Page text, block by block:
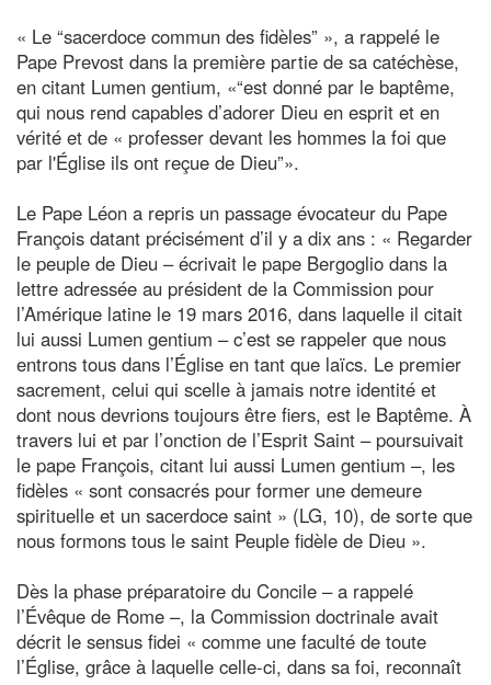
« Le “sacerdoce commun des fidèles” », a rappelé le
Pape Prevost dans la première partie de sa catéchèse,
en citant Lumen gentium, «“est donné par le baptême,
qui nous rend capables d’adorer Dieu en esprit et en
vérité et de « professer devant les hommes la foi que
par l'Église ils ont reçue de Dieu”».
Le Pape Léon a repris un passage évocateur du Pape
François datant précisément d’il y a dix ans : « Regarder
le peuple de Dieu – écrivait le pape Bergoglio dans la
lettre adressée au président de la Commission pour
l’Amérique latine le 19 mars 2016, dans laquelle il citait
lui aussi Lumen gentium – c’est se rappeler que nous
entrons tous dans l’Église en tant que laïcs. Le premier
sacrement, celui qui scelle à jamais notre identité et
dont nous devrions toujours être fiers, est le Baptême. À
travers lui et par l’onction de l’Esprit Saint – poursuivait
le pape François, citant lui aussi Lumen gentium –, les
fidèles « sont consacrés pour former une demeure
spirituelle et un sacerdoce saint » (LG, 10), de sorte que
nous formons tous le saint Peuple fidèle de Dieu ».
Dès la phase préparatoire du Concile – a rappelé
l’Évêque de Rome –, la Commission doctrinale avait
décrit le sensus fidei « comme une faculté de toute
l’Église, grâce à laquelle celle-ci, dans sa foi, reconnaît